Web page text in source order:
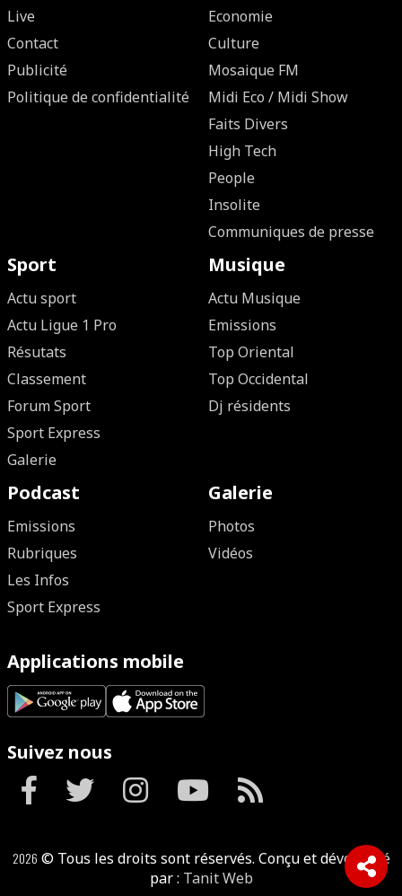
Live
Contact
Publicité
Politique de confidentialité
Economie
Culture
Mosaique FM
Midi Eco / Midi Show
Faits Divers
High Tech
People
Insolite
Communiques de presse
Sport
Actu sport
Actu Ligue 1 Pro
Résutats
Classement
Forum Sport
Sport Express
Galerie
Musique
Actu Musique
Emissions
Top Oriental
Top Occidental
Dj résidents
Podcast
Emissions
Rubriques
Les Infos
Sport Express
Galerie
Photos
Vidéos
Applications mobile
Suivez nous
2026 © Tous les droits sont réservés. Conçu et développé
par : Tanit Web